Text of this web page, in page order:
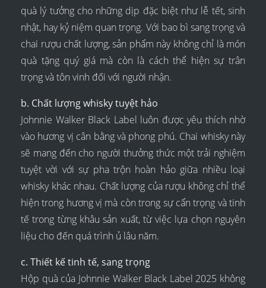
quà lý tưởng cho những dịp đặc biệt như lễ tết, sinh
nhật, hay kỷ niệm quan trọng. Với bao bì sang trọng và
chai rượu chất lượng, sản phẩm này không chỉ là món
quà tặng quý giá mà còn là cách thể hiện sự trân
trọng và tôn vinh đối với người nhận.
b. Chất lượng whisky tuyệt hảo
Johnnie Walker Black Label luôn được yêu thích nhờ
vào hương vị cân bằng và phong phú. Chai whisky này
sẽ mang đến cho người thưởng thức một trải nghiệm
tuyệt vời với sự pha trộn hoàn hảo giữa nhiều loại
whisky khác nhau. Chất lượng của rượu không chỉ thể
hiện trong hương vị mà còn trong sự cẩn trọng và tinh
tế trong từng khâu sản xuất, từ việc lựa chọn nguyên
liệu cho đến quá trình ủ lâu năm.
c. Thiết kế tinh tế, sang trọng
Hộp quà của Johnnie Walker Black Label 2025 không